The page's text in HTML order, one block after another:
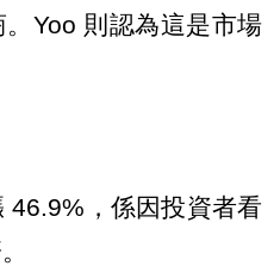
Yoo 則認為這是市場
46.9%，係因投資者看